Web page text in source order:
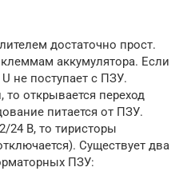
достаточно прост.
аккумулятора. Если
не поступает с ПЗУ.
открывается переход
питается от ПЗУ.
24 В, то тиристоры
Существует два
ПЗУ: